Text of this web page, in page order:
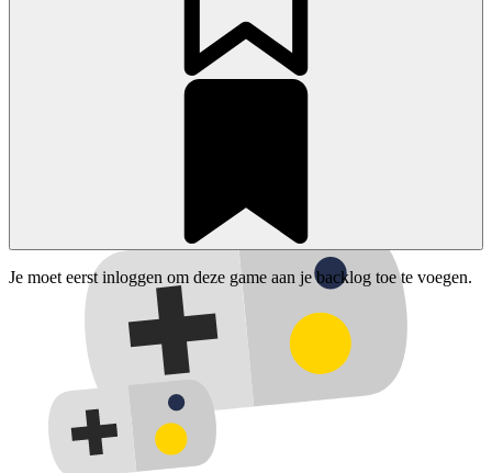
Je moet eerst inloggen om deze game aan je backlog toe te voegen.